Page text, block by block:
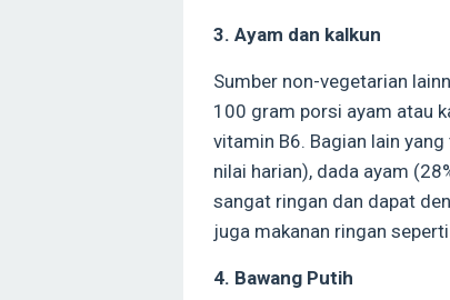
3. Ayam dan kalkun
Sumber non-vegetarian
100 gram porsi ayam atau
vitamin B6. Bagian lain
nilai harian), dada ayam
sangat ringan dan dapat
juga makanan ringan
4. Bawang Putih